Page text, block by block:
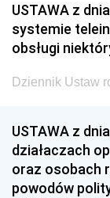
USTAWA z
systemie
obsługi
Dziennik Ustaw
USTAWA z
działaczach
oraz osobach
powodów